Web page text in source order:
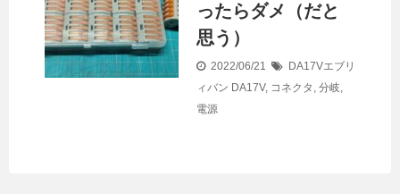
ったらダメ（だと
思う）
2022/06/21
DA17Vエブリ
ィバン DA17V, コネクタ , 分岐,
電源